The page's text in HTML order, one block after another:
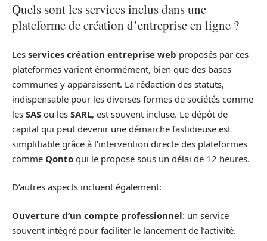
Quels sont les services inclus dans une
plateforme de création d’entreprise en ligne ?
Les services création entreprise web proposés par ces
plateformes varient énormément, bien que des bases
communes y apparaissent. La rédaction des statuts,
indispensable pour les diverses formes de sociétés comme
les SAS ou les SARL, est souvent incluse. Le dépôt de
capital qui peut devenir une démarche fastidieuse est
simplifiable grâce à l’intervention directe des plateformes
comme Qonto qui le propose sous un délai de 12 heures.
D’autres aspects incluent également:
Ouverture d’un compte professionnel: un service
souvent intégré pour faciliter le lancement de l’activité.